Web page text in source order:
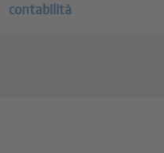
contabilità